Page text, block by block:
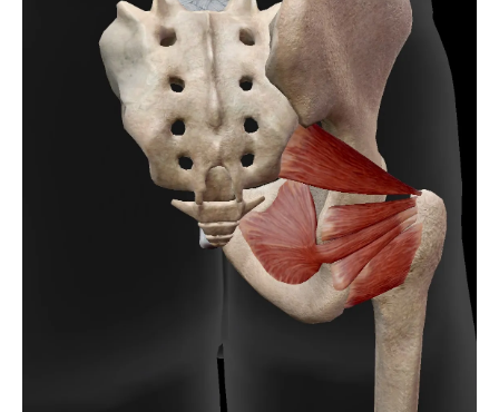
インナーマッスル整体の適応症状一覧
不調改善に整体が有効な理由
インナーマッスルを鍛える整体の流れ
整体で体調変化を実感するポイント
不調解消へ導く整体とセルフケア
姿勢保持のカギは整体と深層筋へのアプローチ
姿勢保持に強い整体施術内容比較
深層筋への整体アプローチとは
整体で姿勢が良くなる仕組み
インナーマッスル強化で姿勢美人に